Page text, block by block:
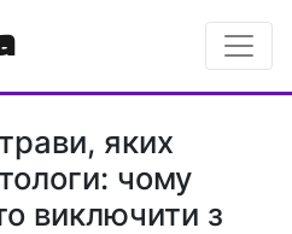
яких
чому
виключити з